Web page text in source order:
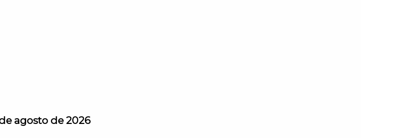
agosto de 2026